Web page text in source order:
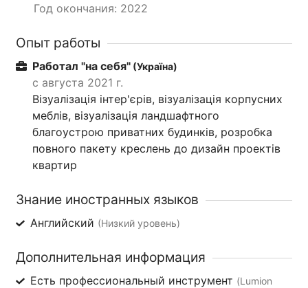
Год окончания: 2022
Опыт работы
Работал "на себя" (Україна)
с августа 2021 г.
Візуалізація інтер'єрів, візуалізація корпусних
меблів, візуалізація ландшафтного
благоустрою приватних будинків, розробка
повного пакету креслень до дизайн проектів
квартир
Знание иностранных языков
Английский (Низкий уровень)
Дополнительная информация
Есть профессиональный инструмент (Lumion